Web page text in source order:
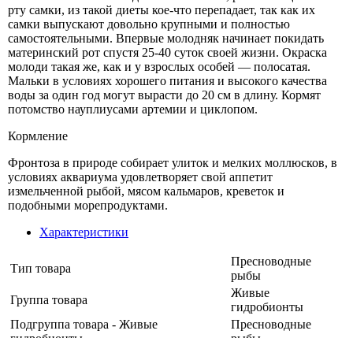
рту самки, из такой диеты кое-что перепадает, так как их
самки выпускают довольно крупными и полностью
самостоятельными. Впервые молодняк начинает покидать
материнский рот спустя 25-40 суток своей жизни. Окраска
молоди такая же, как и у взрослых особей — полосатая.
Мальки в условиях хорошего питания и высокого качества
воды за один год могут вырасти до 20 см в длину. Кормят
потомство науплиусами артемии и циклопом.
Кормление
Фронтоза в природе собирает улиток и мелких моллюсков, в
условиях аквариума удовлетворяет свой аппетит
измельченной рыбой, мясом кальмаров, креветок и
подобными морепродуктами.
Характеристики
Тип товара
Пресноводные
рыбы
Группа товара
Живые
гидробионты
Подгруппа товара - Живые
Пресноводные